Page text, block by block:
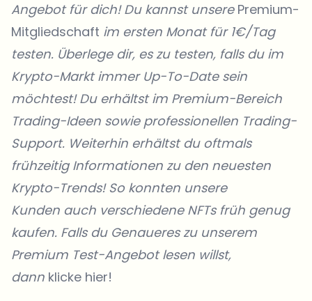
Angebot für dich! Du kannst unsere Premium-
Mitgliedschaft im ersten Monat für 1€/Tag
testen. Überlege dir, es zu testen, falls du im
Krypto-Markt immer Up-To-Date sein
möchtest! Du erhältst im Premium-Bereich
Trading-Ideen sowie professionellen Trading-
Support. Weiterhin erhältst du oftmals
frühzeitig Informationen zu den neuesten
Krypto-Trends! So konnten unsere
Kunden auch verschiedene NFTs früh genug
kaufen. Falls du Genaueres zu unserem
Premium Test-Angebot lesen willst,
dann klicke hier!